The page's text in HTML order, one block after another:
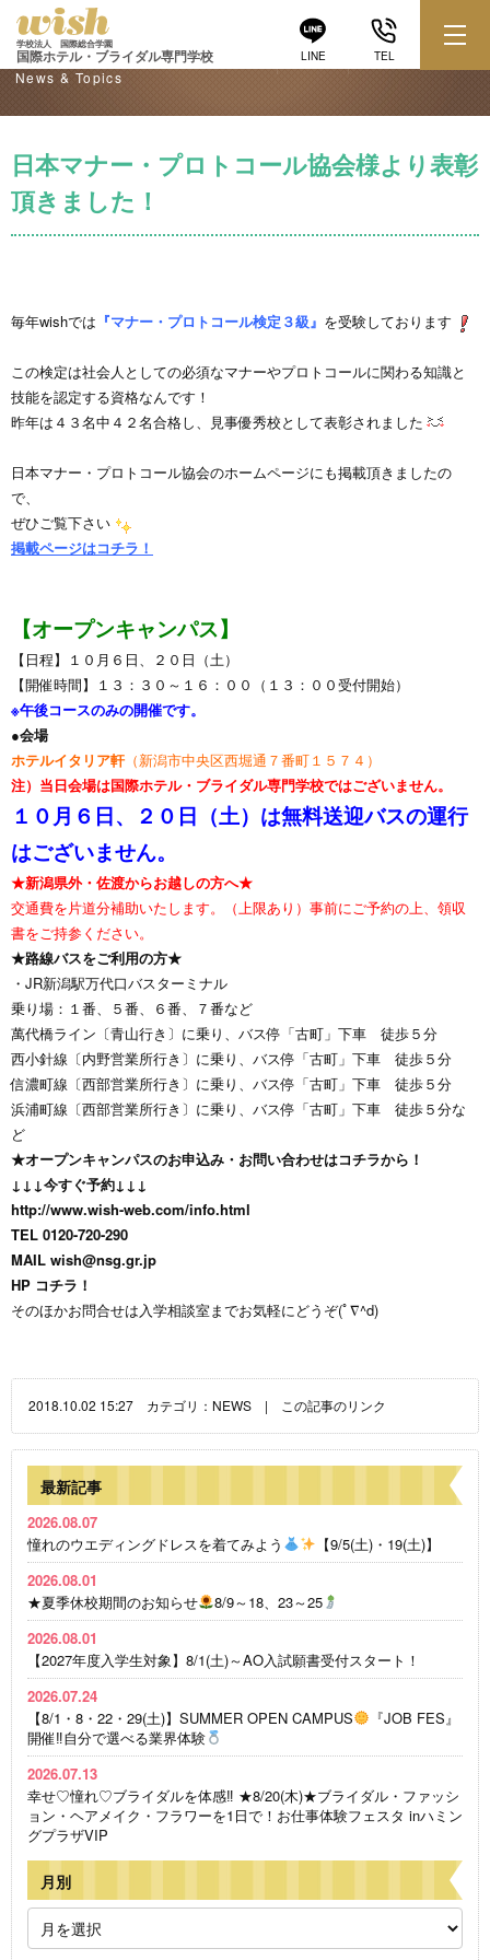
LINE TEL
学校法人 国際総合学園
国際ホテル・ブライダル専門学校
学校からのお知らせ
News & Topics
日本マナー・プロトコール協会様より表彰
頂きました！
毎年wishでは 『マナー・プロトコール検定３級』 を受験しております
この検定は社会人としての必須なマナーやプロトコールに関わる知識と
技能を認定する資格なんです！
昨年は４３名中４２名合格し、見事優秀校として表彰されました
日本マナー・プロトコール協会のホームページにも掲載頂きましたの
で、
ぜひご覧下さい
掲載ページはコチラ！
【オープンキャンパス】
【日程】１０月６日、２０日（土）
【開催時間】１３：３０～１６：００（１３：００受付開始）
※午後コースのみの開催です。
●会場
ホテルイタリア軒（新潟市中央区西堀通７番町１５７４）
注）当日会場は国際ホテル・ブライダル専門学校ではございません。
１０月６日、２０日（土）は無料送迎バスの運行
はございません。
★新潟県外・佐渡からお越しの方へ★
交通費を片道分補助いたします。（上限あり）事前にご予約の上、領収
書をご持参ください。
★路線バスをご利用の方★
・JR新潟駅万代口バスターミナル
乗り場：１番、５番、６番、７番など
萬代橋ライン〔青山行き〕に乗り、バス停「古町」下車 徒歩５分
西小針線〔内野営業所行き〕に乗り、バス停「古町」下車 徒歩５分
信濃町線〔西部営業所行き〕に乗り、バス停「古町」下車 徒歩５分
浜浦町線〔西部営業所行き〕に乗り、バス停「古町」下車 徒歩５分な
ど
★オープンキャンパスのお申込み・お問い合わせはコチラから！
↓↓↓今すぐ予約↓↓↓
http://www.wish-web.com/info.html
TEL 0120-720-290
MAIL wish@nsg.gr.jp
HP コチラ！
そのほかお問合せは入学相談室までお気軽にどうぞ(ﾟ∇^d)
2018.10.02 15:27 カテゴリ： NEWS | この記事のリンク
最新記事
2026.08.07
憧れのウエディングドレスを着てみよう
【9/5(土)・19(土)】
2026.08.01
★夏季休校期間のお知らせ
8/9～18、23～25
2026.08.01
【2027年度入学生対象】8/1(土)～AO入試願書受付スタート！
2026.07.24
【8/1・8・22・29(土)】SUMMER OPEN CAMPUS
『JOB FES』
開催‼自分で選べる業界体験
2026.07.13
幸せ♡憧れ♡ブライダルを体感‼ ★8/20(木)★ブライダル・ファッシ
ョン・ヘアメイク・フラワーを1日で！お仕事体験フェスタ inハミン
グプラザVIP
月別